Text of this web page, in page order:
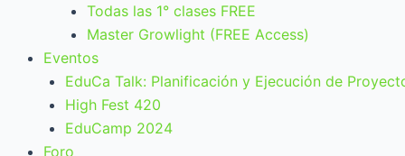
Todas las 1° clases FREE
Master Growlight (FREE Access)
Eventos
EduCa Talk: Planificación y Ejecución de
High Fest 420
EduCamp 2024
Foro